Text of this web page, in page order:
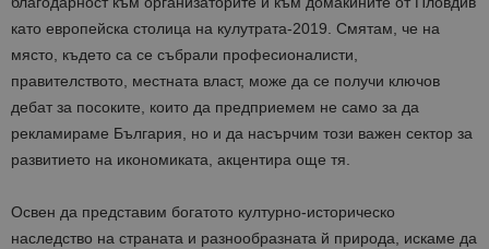
като европейска столица на кулутрата-2019. Смятам, че на
място, където са се събрали професионалисти,
правителството, местната власт, може да се получи ключов
дебат за посоките, които да предприемем не само за да
рекламираме България, но и да насърчим този важен сектор за
развитието на икономиката, акцентира още тя.
Освен да представим богатото културно-историческо
наследство на страната и разнообразната й природа, искаме да